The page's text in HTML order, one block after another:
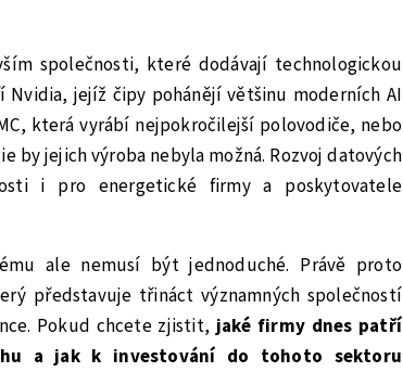
společnosti, které dodávají technologickou
jejíž čipy pohánějí většinu moderních AI
která vyrábí nejpokročilejší polovodiče, nebo
by jejich výroba nebyla možná. Rozvoj datových
i pro energetické firmy a poskytovatele
ale nemusí být jednoduché. Právě proto
představuje třináct významných společností
Pokud chcete zjistit,jaké firmy dnes patří
a jak k investování do tohoto sektoru